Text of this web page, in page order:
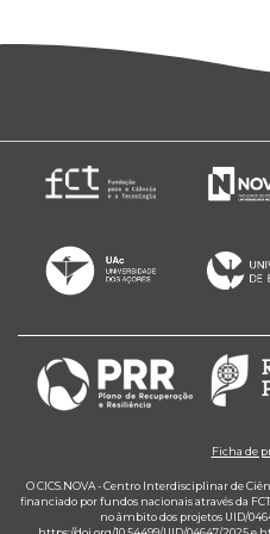
Ficha de
O CICS.NOVA - Centro Interdisciplinar de
financiado por fundos nacionais através da
no âmbito dos projetos UID/